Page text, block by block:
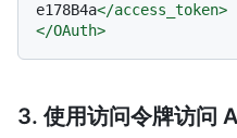
e178B4a</access_token>
</OAuth>
3. 使用访问令牌访问